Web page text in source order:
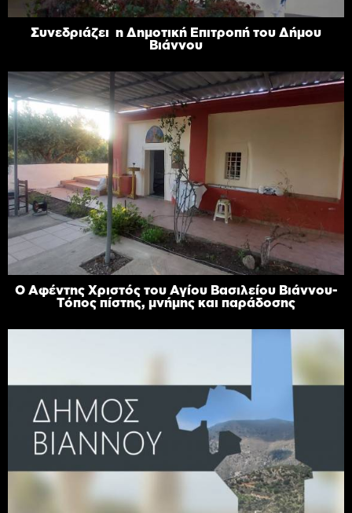
Συνεδριάζει η Δημοτική Επιτροπή του Δήμου
Βιάννου
Ο Αφέντης Χριστός του Αγίου Βασιλείου Βιάννου-
Τόπος πίστης, μνήμης και παράδοσης